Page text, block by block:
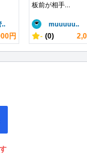
..
円
板前が相手...
muuuuu..
- (0)